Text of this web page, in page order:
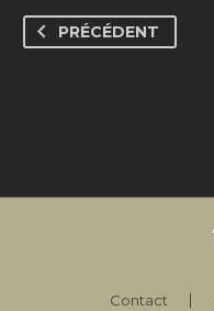
PRÉCÉDENT
Contact